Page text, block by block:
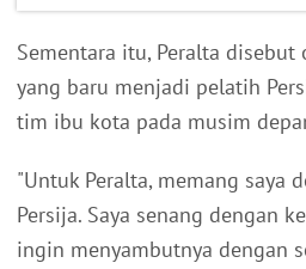
Sementara itu, Peralta disebut
yang baru menjadi pelatih
tim ibu kota pada musim
"Untuk Peralta, memang saya
Persija. Saya senang dengan
ingin menyambutnya dengan